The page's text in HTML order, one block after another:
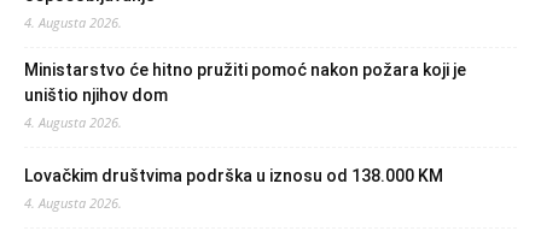
4. Augusta 2026.
Ministarstvo će hitno pružiti pomoć nakon požara koji je
uništio njihov dom
4. Augusta 2026.
Lovačkim društvima podrška u iznosu od 138.000 KM
4. Augusta 2026.